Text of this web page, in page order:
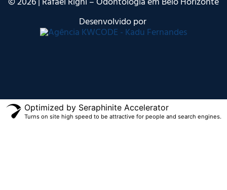
Desenvolvido por
Optimized by Seraphinite Accelerator
Turns on site high speed to be attractive for people and search engines.